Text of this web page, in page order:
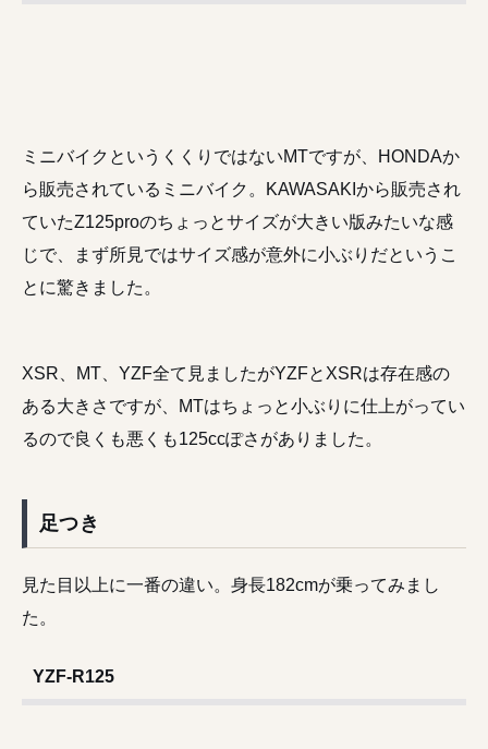
ミニバイクというくくりではないMTですが、HONDAか
ら販売されているミニバイク。KAWASAKIから販売され
ていたZ125proのちょっとサイズが大きい版みたいな感
じで、まず所見ではサイズ感が意外に小ぶりだというこ
とに驚きました。
XSR、MT、YZF全て見ましたがYZFとXSRは存在感の
ある大きさですが、MTはちょっと小ぶりに仕上がってい
るので良くも悪くも125ccぽさがありました。
足つき
見た目以上に一番の違い。身長182cmが乗ってみまし
た。
YZF-R125